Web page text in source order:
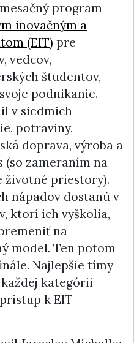
program
inovačným a
(EIT) pre
vedcov,
študentov,
podnikanie.
v siedmich
potraviny,
doprava, výroba a
(so zameraním na
životné priestory).
nápadov dostanú v
ktorí ich vyškolia,
na
model. Ten potom
Najlepšie tímy
kategórii
k EIT